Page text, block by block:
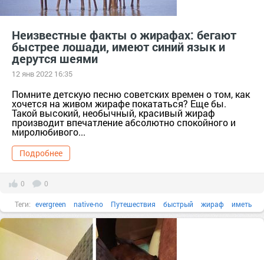
Неизвестные факты о жирафах: бегают
быстрее лошади, имеют синий язык и
дерутся шеями
12 янв 2022 16:35
Помните детскую песню советских времен о том, как
хочется на живом жирафе покататься? Еще бы.
Такой высокий, необычный, красивый жираф
производит впечатление абсолютно спокойного и
миролюбивого...
Подробнее
0 0
Теги: evergreen native-no Путешествия быстрый жираф иметь